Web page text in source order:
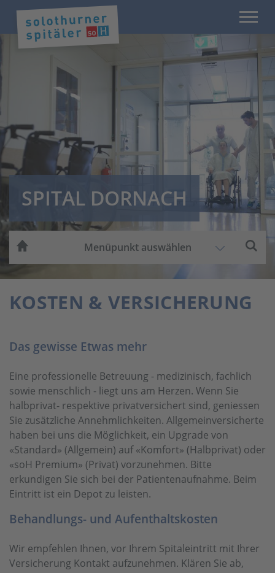
SPITAL DORNACH
Menüpunkt auswählen
KOSTEN & VERSICHERUNG
Das gewisse Etwas mehr
Eine professionelle Betreuung - medizinisch, fachlich
sowie menschlich - liegt uns am Herzen. Wenn Sie
halbprivat- respektive privatversichert sind, geniessen
Sie zusätzliche Annehmlichkeiten. Allgemeinversicherte
haben bei uns die Möglichkeit, ein Upgrade von
«Standard» (Allgemein) auf «Komfort» (Halbprivat) oder
«soH Premium» (Privat) vorzunehmen. Bitte
erkundigen Sie sich bei der Patientenaufnahme. Beim
Eintritt ist ein Depot zu leisten.
Behandlungs- und Aufenthaltskosten
Wir empfehlen Ihnen, vor Ihrem Spitaleintritt mit Ihrer
Versicherung Kontakt aufzunehmen. Klären Sie ab,